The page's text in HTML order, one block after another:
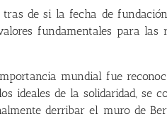
de si la fecha de
fundamentales para las
mundial fue
ideales de la solidaridad, se
derribar el muro de